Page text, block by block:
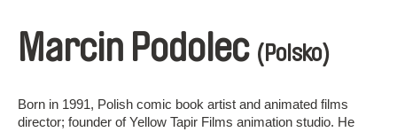
Marcin Podolec (Polsko)
Born in 1991, Polish comic book artist and animated films
director; founder of Yellow Tapir Films animation studio. He